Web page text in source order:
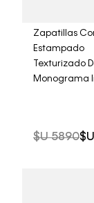
Zapatillas
Estampado
Texturizado
Monograma
$U 5890$U